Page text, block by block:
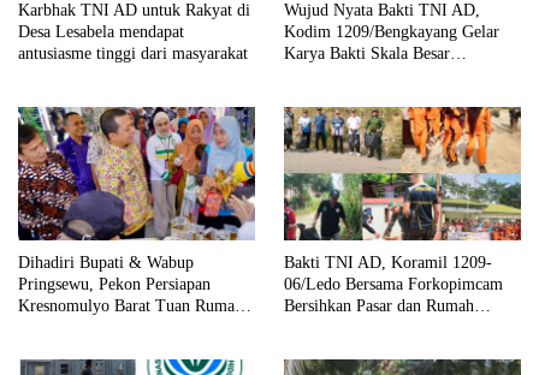
Karbhak TNI AD untuk Rakyat di
Desa Lesabela mendapat
antusiasme tinggi dari masyarakat
Wujud Nyata Bakti TNI AD,
Kodim 1209/Bengkayang Gelar
Karya Bakti Skala Besar
Dihadiri Bupati & Wabup
Pringsewu, Pekon Persiapan
Kresnomulyo Barat Tuan Rumah
Bakti TNI AD, Koramil 1209-
06/Ledo Bersama Forkopimcam
Bersihkan Pasar dan Rumah